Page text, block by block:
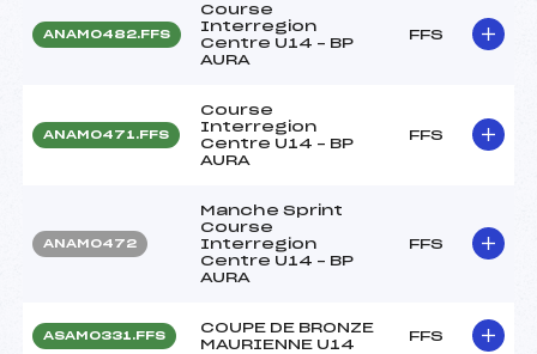
ANAM0482.FFS
Course
Interregion
Centre U14 – BP
AURA
FFS
ANAM0471.FFS
Course
Interregion
Centre U14 – BP
AURA
FFS
ANAM0472
Manche Sprint
Course
Interregion
Centre U14 – BP
AURA
FFS
ASAM0331.FFS
COUPE DE BRONZE
MAURIENNE U14
FFS